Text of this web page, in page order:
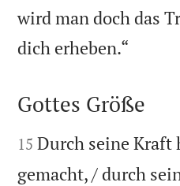
wird man doch das
dich erheben.“

Gottes Größe

15 Durch seine Kraft
gemacht, / durch